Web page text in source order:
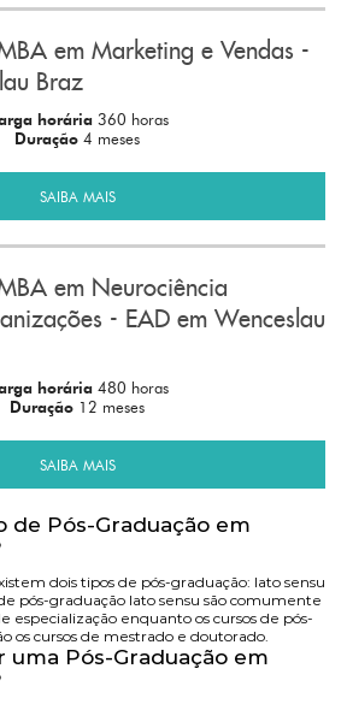
em Marketing e Vendas -
Braz
horária 360 horas
Duração 4 meses
SAIBA MAIS
em Neurociência
- EAD em Wenceslau
horária 480 horas
Duração 12 meses
SAIBA MAIS
de Pós-Graduação em
dois tipos de pós-graduação: lato sensu
pós-graduação lato sensu são comumente
especialização enquanto os cursos de pós-
os cursos de mestrado e doutorado.
uma Pós-Graduação em